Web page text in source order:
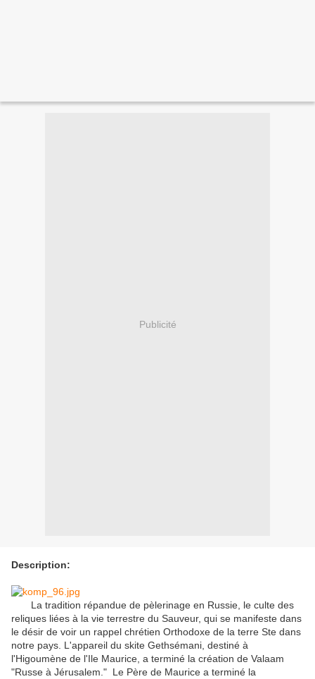
Publicité
Description:
La tradition répandue de pèlerinage en Russie, le culte des
reliques liées à la vie terrestre du Sauveur, qui se manifeste dans
le désir de voir un rappel chrétien Orthodoxe de la terre Ste dans
notre pays. L'appareil du skite Gethsémani, destiné à
l'Higoumène de l'Ile Maurice, a terminé la création de Valaam
"Russe à Jérusalem." Le Père de Maurice a terminé la